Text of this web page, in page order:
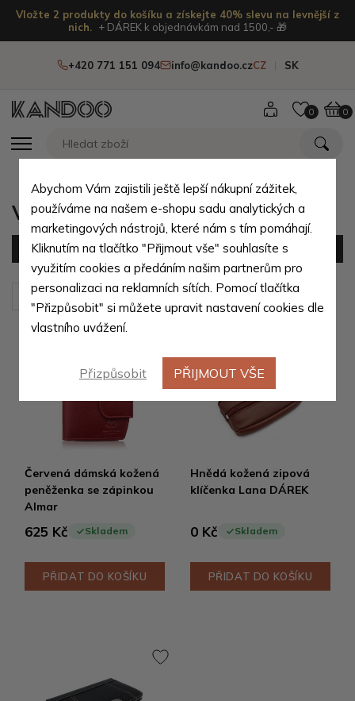
Vložte 2 produkty do košíku a získejte 40% slevu na levnější z
nich.
+ DÁREK k objednávkám nad 1500,- 🎁
+420 771 151 094 info@kandoo.czCZ SK
0 0
Vypnuté automatické zapnutí
Filtr (3 produktů)
Seřadit podle: Výchozí
Červená dámská kožená
peněženka se zápinkou
Almar
625 Kč Skladem
PŘIDAT DO KOŠÍKU
Hnědá kožená zipová
klíčenka Lana DÁREK
0 Kč Skladem
PŘIDAT DO KOŠÍKU
Abychom Vám zajistili ještě lepší nákupní zážitek,
používáme na našem e-shopu sadu analytických a
marketingových nástrojů, které nám s tím pomáhají.
Kliknutím na tlačítko "Přijmout vše" souhlasíte s
využitím cookies a předáním našim partnerům pro
personalizaci na reklamních sítích. Pomocí tlačítka
"Přizpůsobit" si můžete upravit nastavení cookies dle
vlastního uvážení.
Přizpůsobit PŘIJMOUT VŠE